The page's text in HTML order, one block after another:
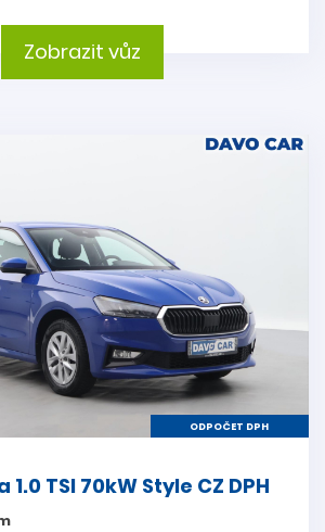
Zobrazit vůz
ODPOČET DPH
TSI 70kW Style CZ DPH